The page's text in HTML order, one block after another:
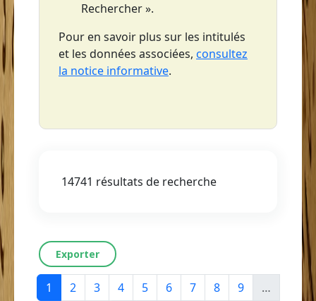
Rechercher ».
Pour en savoir plus sur les intitulés
et les données associées, consultez
la notice informative.
14741 résultats de recherche
Exporter
Page courante
1 Page
2 Page
3 Page
4 Page
5 Page
6 Page
7 Page
8 Page
9
…